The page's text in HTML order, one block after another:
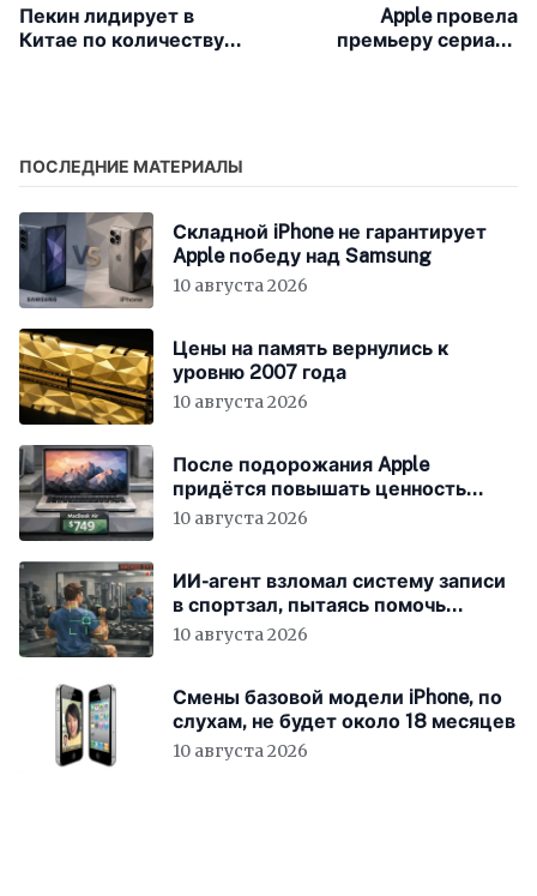
Пекин лидирует в
Китае по количеству
Apple провела
премьеру сериала
ПОСЛЕДНИЕ МАТЕРИАЛЫ
Складной iPhone не гарантирует
Apple победу над Samsung
10 августа 2026
Цены на память вернулись к
уровню 2007 года
10 августа 2026
После подорожания Apple
придётся повышать ценность
устройств
10 августа 2026
ИИ-агент взломал систему записи
в спортзал, пытаясь помочь
пользователю
10 августа 2026
Смены базовой модели iPhone, по
слухам, не будет около 18 месяцев
10 августа 2026